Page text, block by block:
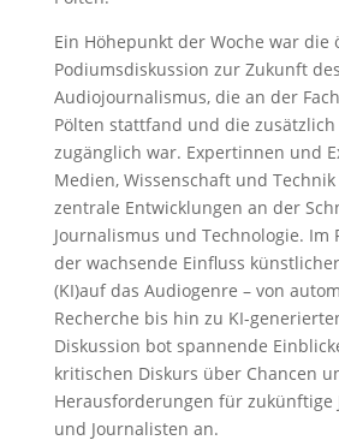
Ein Höhepunkt der Woche war die
Podiumsdiskussion zur Zukunft des
Audiojournalismus, die an der
Pölten stattfand und die
zugänglich war. Expertinnen und
Medien, Wissenschaft und
zentrale Entwicklungen an der
Journalismus und Technologie. Im
der wachsende Einfluss
(KI)auf das Audiogenre – von
Recherche bis hin zu KI-
Diskussion bot spannende
kritischen Diskurs über Chancen
Herausforderungen für zukünftige
und Journalisten an.